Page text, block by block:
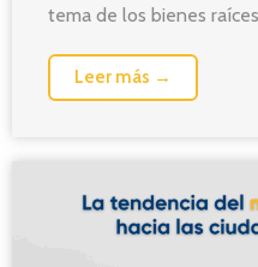
tema de los bienes
Leer más →